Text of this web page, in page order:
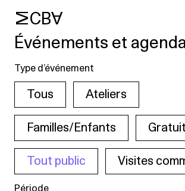
MCBA
Événements et
Type d’événement
Tous Ateliers
Familles/Enfants Gratuit
Tout public Visites
Période